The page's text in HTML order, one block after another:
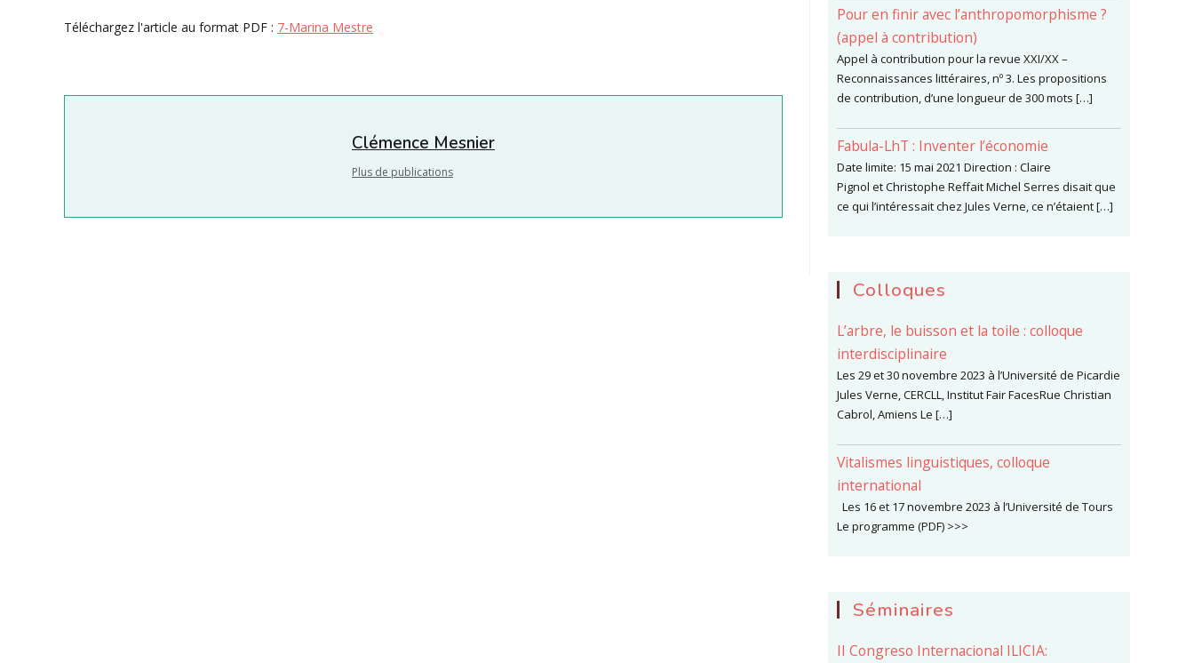
publication :
Téléchargez l'article au format PDF : 7-Marina Mestre
Clémence Mesnier
Plus de publications
Pour en finir avec l’anthropomorphisme ?
(appel à contribution)
Appel à contribution pour la revue XXI/XX –
Reconnaissances littéraires, nº 3. Les propositions
de contribution, d’une longueur de 300 mots […]
Fabula-LhT : Inventer l’économie
Date limite: 15 mai 2021 Direction : Claire
Pignol et Christophe Reffait Michel Serres disait que
ce qui l’intéressait chez Jules Verne, ce n’étaient […]
Colloques
L’arbre, le buisson et la toile : colloque
interdisciplinaire
Les 29 et 30 novembre 2023 à l’Université de Picardie
Jules Verne, CERCLL, Institut Fair FacesRue Christian
Cabrol, Amiens Le […]
Vitalismes linguistiques, colloque
international
Les 16 et 17 novembre 2023 à l’Université de Tours
Le programme (PDF) >>>
Séminaires
II Congreso Internacional ILICIA: